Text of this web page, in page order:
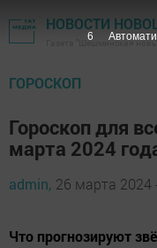
НОВОСТИ
Газета "Шешминская
ГОРОСКОП
Гороскоп для
марта 2024
admin, 26 марта 2024
Что прогнозируют
4